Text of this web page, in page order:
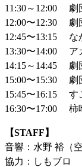
11:30～12:00 劇
12:00〜12:30 劇
12:45〜13:15 な
13:30〜14:00 ア
14:15～14:45 劇
15:00〜15:30 劇
15:45〜16:15 す
16:30〜17:00 柿
【STAFF】
音響：水野 裕（
協力：しもブロ